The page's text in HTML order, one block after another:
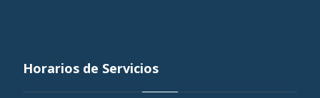
Horarios de Servicios